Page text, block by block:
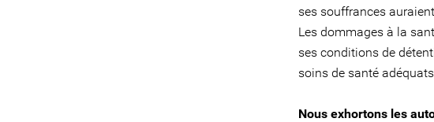
ses souffrances
Les dommages à la
ses conditions de
soins de santé
Nous exhortons les